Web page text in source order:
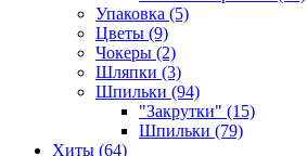
Упаковка (5)
Цветы (9)
Чокеры (2)
Шляпки (3)
Шпильки (94)
"Закрутки" (15)
Шпильки (79)
Хиты (64)